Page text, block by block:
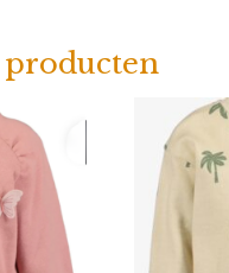
producten